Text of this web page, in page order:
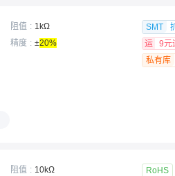
阻值
1kΩ
精度
±20%
SMT
运
9元
私有库
阻值
10kΩ
RoHS